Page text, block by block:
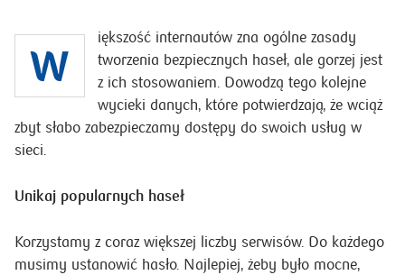
W
iększość internautów zna ogólne zasady
tworzenia bezpiecznych haseł, ale gorzej jest
z ich stosowaniem. Dowodzą tego kolejne
wycieki danych, które potwierdzają, że wciąż
zbyt słabo zabezpieczamy dostępy do swoich usług w
sieci.
Unikaj popularnych haseł
Korzystamy z coraz większej liczby serwisów. Do każdego
musimy ustanowić hasło. Najlepiej, żeby było mocne,